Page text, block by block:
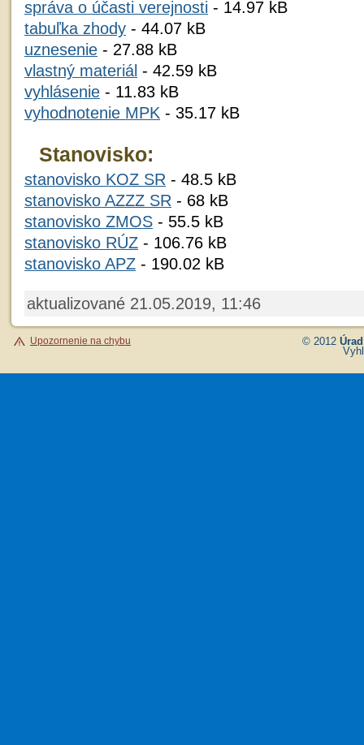
správa o účasti verejnosti - 14.97 kB
tabuľka zhody - 44.07 kB
uznesenie - 27.88 kB
vlastný materiál - 42.59 kB
vyhlásenie - 11.83 kB
vyhodnotenie MPK - 35.17 kB
Stanovisko:
stanovisko KOZ SR - 48.5 kB
stanovisko AZZZ SR - 68 kB
stanovisko ZMOS - 55.5 kB
stanovisko RÚZ - 106.76 kB
stanovisko APZ - 190.02 kB
aktualizované 21.05.2019, 11:46
Upozornenie na chybu © 2012